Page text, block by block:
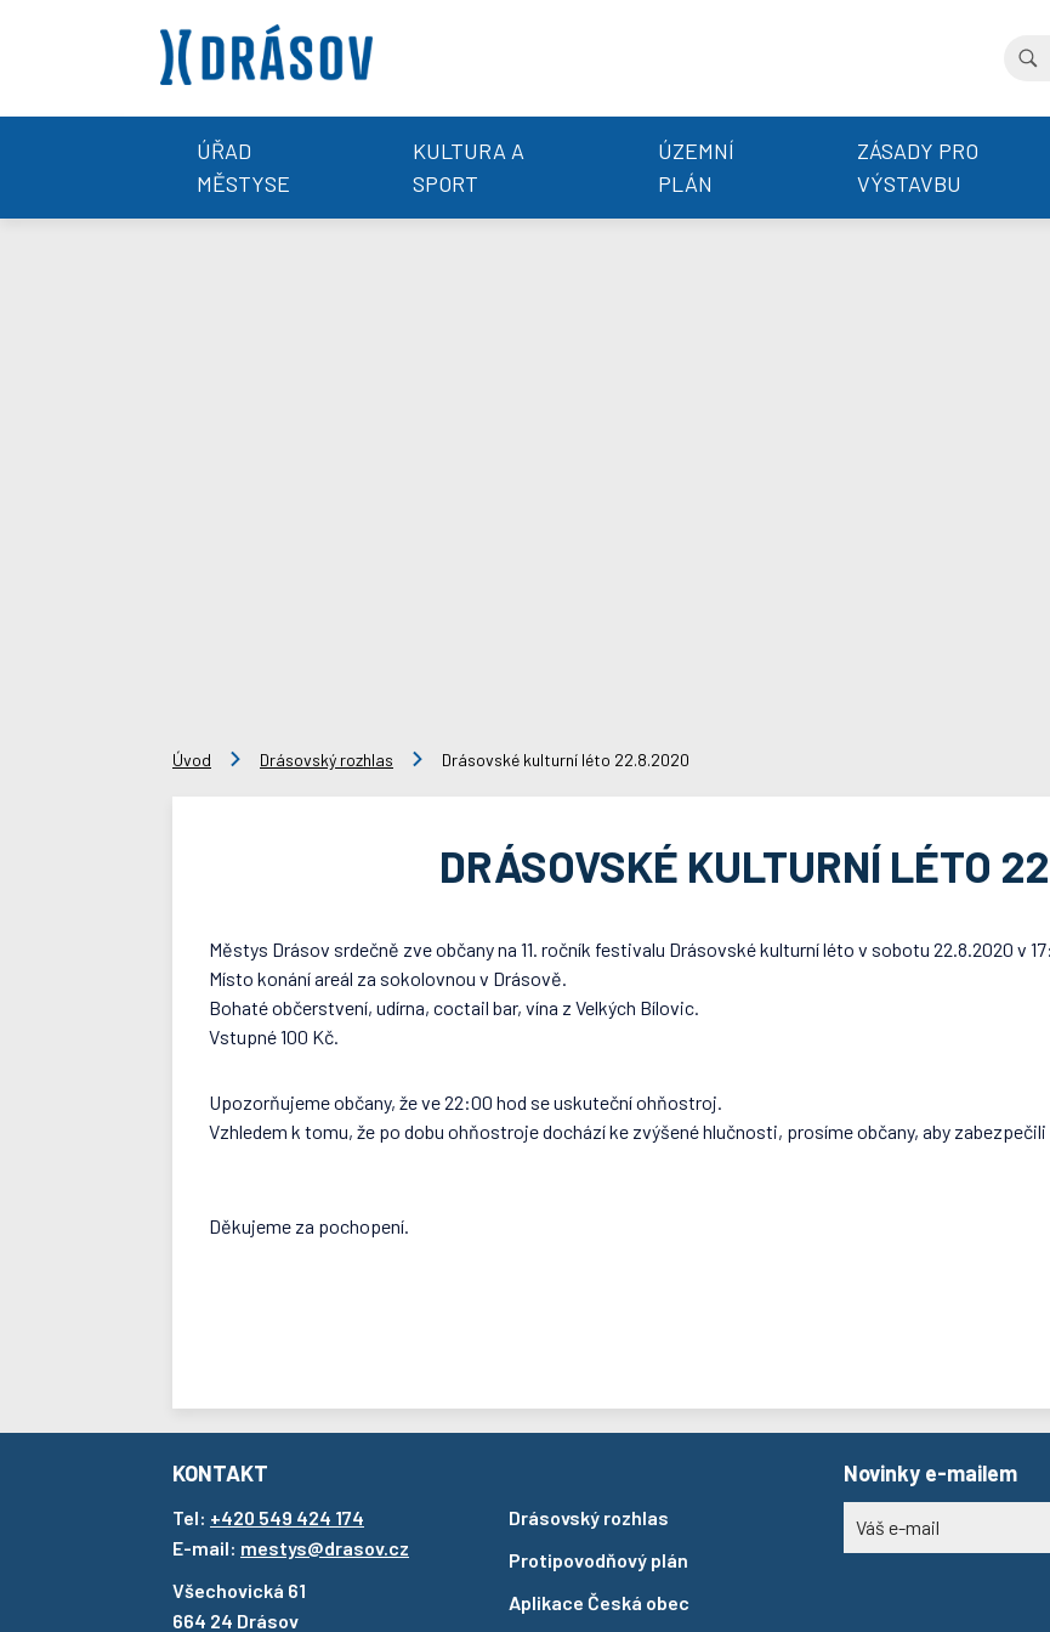
ÚŘAD
MĚSTYSE
KULTURA A
SPORT
ÚZEMNÍ
PLÁN
ZÁSADY PRO
VÝSTAVBU
Úvod Drásovský rozhlas Drásovské kulturní léto 22.8.2020
DRÁSOVSKÉ KULTURNÍ LÉTO
Městys Drásov srdečně zve občany na 11. ročník festivalu Drásovské kulturní léto v sobotu 22.8.2020 v
Místo konání areál za sokolovnou v Drásově.
Bohaté občerstvení, udírna, coctail bar, vína z Velkých Bílovic.
Vstupné 100 Kč.
Upozorňujeme občany, že ve 22:00 hod se uskuteční ohňostroj.
Vzhledem k tomu, že po dobu ohňostroje dochází ke zvýšené hlučnosti, prosíme občany, aby
Děkujeme za pochopení.
KONTAKT
Tel: +420 549 424 174
E-mail: mestys@drasov.cz
Všechovická 61
664 24 Drásov
Drásovský rozhlas
Protipovodňový plán
Aplikace Česká obec
Novinky e-mailem